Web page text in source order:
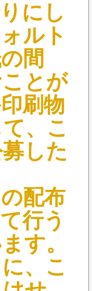
にし
ルト
間
とが
刷物
、こ
した
配布
行う
す。
、こ